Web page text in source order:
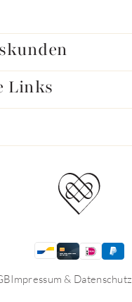
Links
Impressum & Datenschutz